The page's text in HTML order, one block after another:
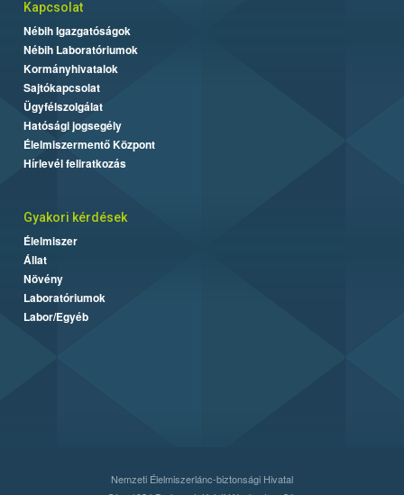
Kapcsolat
Nébih Igazgatóságok
Nébih Laboratóriumok
Kormányhivatalok
Sajtókapcsolat
Ügyfélszolgálat
Hatósági jogsegély
Élelmiszermentő Központ
Hírlevél feliratkozás
Gyakori kérdések
Élelmiszer
Állat
Növény
Laboratóriumok
Labor/Egyéb
Nemzeti Élelmiszerlánc-biztonsági Hivatal